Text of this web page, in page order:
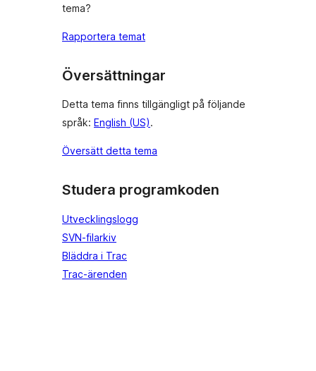
tema?
Rapportera temat
Översättningar
Detta tema finns tillgängligt på följande
språk: English (US).
Översätt detta tema
Studera programkoden
Utvecklingslogg
SVN-filarkiv
Bläddra i Trac
Trac-ärenden